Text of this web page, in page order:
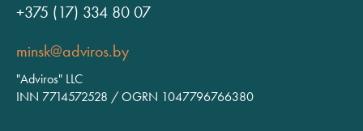
+375 (17) 334 80 07
minsk@adviros.by
"Adviros" LLC
INN 7714572528 / OGRN 1047796766380